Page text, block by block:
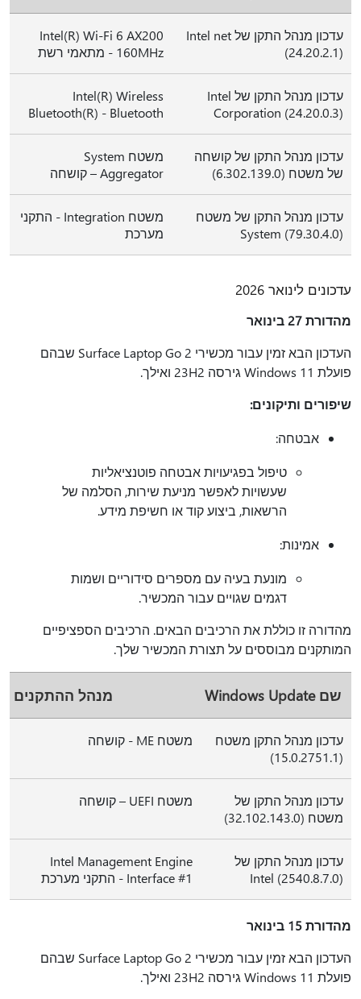
עדכון מנהל התקן של Intel net
(24.20.2.1)
Intel(R) Wi-Fi 6 AX200
160MHz - מתאמי רשת
עדכון מנהל התקן של Intel
Corporation (24.20.0.3)
Intel(R) Wireless
Bluetooth(R) - Bluetooth
עדכון מנהל התקן של קושחה
של משטח (6.302.139.0)
משטח System
Aggregator – קושחה
עדכון מנהל התקן של משטח
System (79.30.4.0)
משטח Integration - התקני
מערכת
עדכונים לינואר 2026
מהדורת 27 בינואר
העדכון הבא זמין עבור מכשירי Surface Laptop Go 2 שבהם
פועלת Windows 11 גירסה 23H2 ואילך.
שיפורים ותיקונים:
אבטחה:
טיפול בפגיעויות אבטחה פוטנציאליות
שעשויות לאפשר מניעת שירות, הסלמה של
הרשאות, ביצוע קוד או חשיפת מידע.
אמינות:
מונעת בעיה עם מספרים סידוריים ושמות
דגמים שגויים עבור המכשיר.
מהדורה זו כוללת את הרכיבים הבאים. הרכיבים הספציפיים
המותקנים מבוססים על תצורת המכשיר שלך.
שם Windows Update מנהל ההתקנים
עדכון מנהל התקן משטח
(15.0.2751.1)
משטח ME - קושחה
עדכון מנהל התקן של
משטח (32.102.143.0)
משטח UEFI – קושחה
עדכון מנהל התקן של
Intel (2540.8.7.0)
Intel Management Engine
Interface #1 - התקני מערכת
מהדורת 15 בינואר
העדכון הבא זמין עבור מכשירי Surface Laptop Go 2 שבהם
פועלת Windows 11 גירסה 23H2 ואילך.